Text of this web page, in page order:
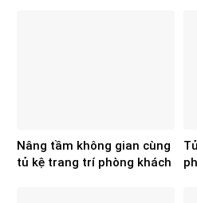
Nâng tầm không gian cùng
tủ kệ trang trí phòng khách